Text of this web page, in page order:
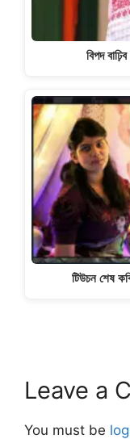
বিপদ
টিউচন শেষ
Leave a
You must be